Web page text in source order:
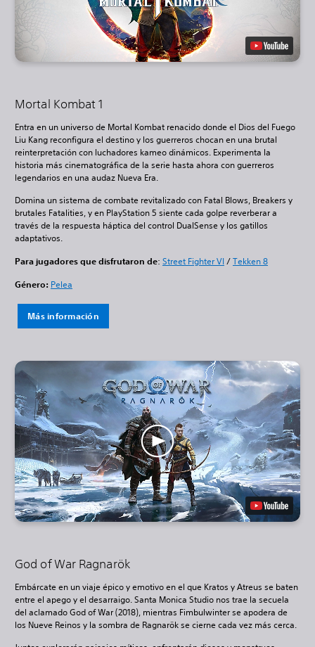
Mortal Kombat 1
Entra en un universo de Mortal Kombat renacido donde el Dios del Fuego
Liu Kang reconfigura el destino y los guerreros chocan en una brutal
reinterpretación con luchadores kameo dinámicos. Experimenta la
historia más cinematográfica de la serie hasta ahora con guerreros
legendarios en una audaz Nueva Era.
Domina un sistema de combate revitalizado con Fatal Blows, Breakers y
brutales Fatalities, y en PlayStation 5 siente cada golpe reverberar a
través de la respuesta háptica del control DualSense y los gatillos
adaptativos.
Para jugadores que disfrutaron de: Street Fighter VI /Tekken 8
Género: Pelea
Más información
God of War Ragnarök
Embárcate en un viaje épico y emotivo en el que Kratos y Atreus se baten
entre el apego y el desarraigo. Santa Monica Studio nos trae la secuela
del aclamado God of War (2018), mientras Fimbulwinter se apodera de
los Nueve Reinos y la sombra de Ragnarök se cierne cada vez más cerca.